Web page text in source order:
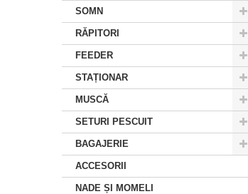
SOMN
RĂPITORI
FEEDER
STAȚIONAR
MUSCĂ
SETURI PESCUIT
BAGAJERIE
ACCESORII
NADE ȘI MOMELI